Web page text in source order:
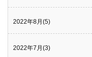
2022年8月(5)
2022年7月(3)